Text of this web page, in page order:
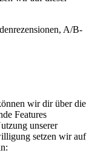
A/B-
wir dir über die
Features
unserer
setzen wir auf